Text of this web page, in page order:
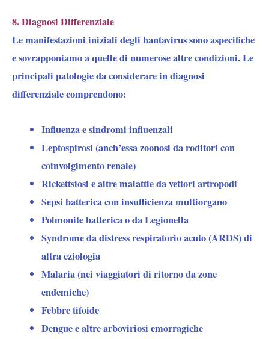
8. Diagnosi Differenziale
Le manifestazioni iniziali degli hantavirus sono aspecifiche
e sovrapponiamo a quelle di numerose altre condizioni. Le
principali patologie da considerare in diagnosi
differenziale comprendono:
Influenza e sindromi influenzali
Leptospirosi (anch’essa zoonosi da roditori con
coinvolgimento renale)
Rickettsiosi e altre malattie da vettori artropodi
Sepsi batterica con insufficienza multiorgano
Polmonite batterica o da Legionella
Syndrome da distress respiratorio acuto (ARDS) di
altra eziologia
Malaria (nei viaggiatori di ritorno da zone
endemiche)
Febbre tifoide
Dengue e altre arboviriosi emorragiche